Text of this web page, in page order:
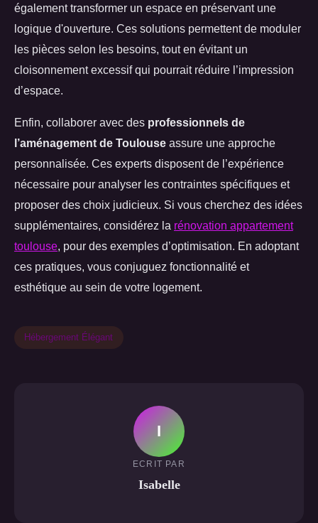
également transformer un espace en préservant une
logique d'ouverture. Ces solutions permettent de moduler
les pièces selon les besoins, tout en évitant un
cloisonnement excessif qui pourrait réduire l’impression
d’espace.
Enfin, collaborer avec des professionnels de
l’aménagement de Toulouse assure une approche
personnalisée. Ces experts disposent de l’expérience
nécessaire pour analyser les contraintes spécifiques et
proposer des choix judicieux. Si vous cherchez des idées
supplémentaires, considérez la rénovation appartement
toulouse, pour des exemples d’optimisation. En adoptant
ces pratiques, vous conjuguez fonctionnalité et
esthétique au sein de votre logement.
Hébergement Élégant
I
ECRIT PAR
Isabelle